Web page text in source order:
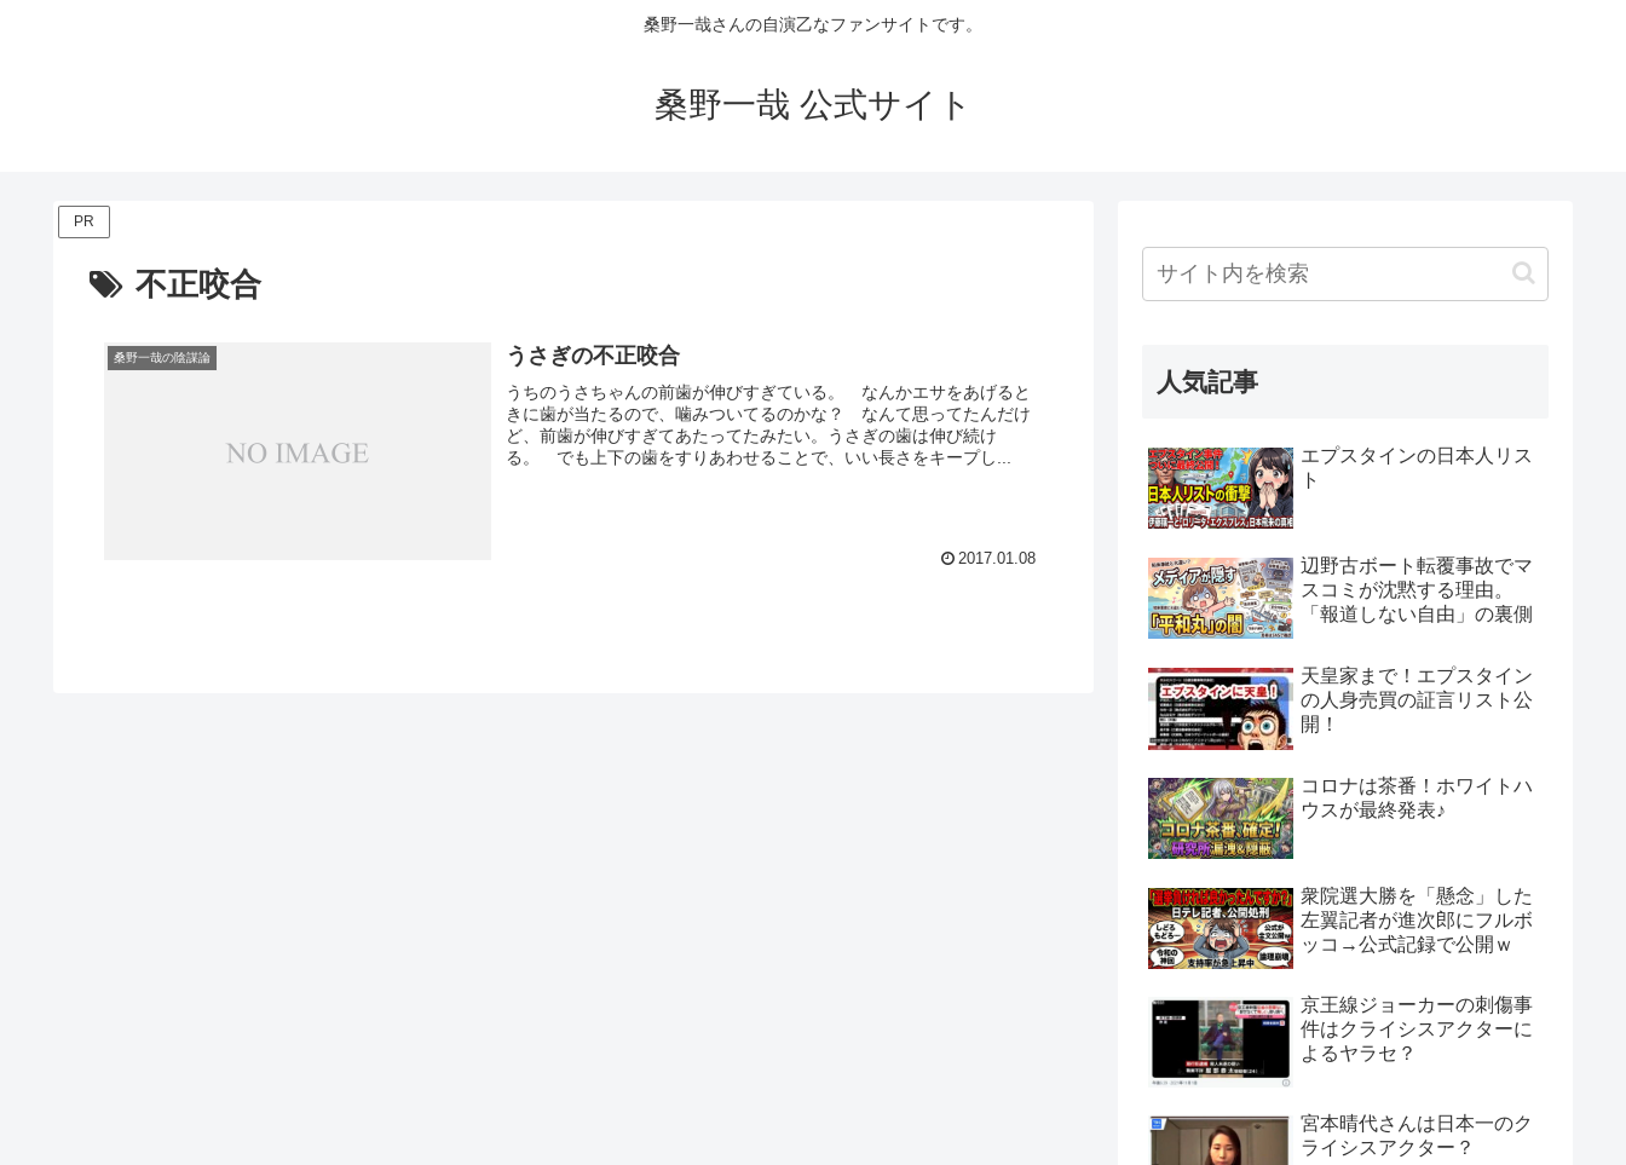
桑野一哉さんの自演乙なファンサイトです。
桑野一哉 公式サイト
PR
不正咬合
桑野一哉の陰謀論 うさぎの不正咬合
うちのうさちゃんの前歯が伸びすぎている。 なんかエサをあげると
きに歯が当たるので、噛みついてるのかな？ なんて思ってたんだけ
ど、前歯が伸びすぎてあたってたみたい。うさぎの歯は伸び続け
る。 でも上下の歯をすりあわせることで、いい長さをキープし...
2017.01.08
人気記事
エプスタインの日本人リス
ト
辺野古ボート転覆事故でマ
スコミが沈黙する理由。
「報道しない自由」の裏側
天皇家まで！エプスタイン
の人身売買の証言リスト公
開！
コロナは茶番！ホワイトハ
ウスが最終発表♪
衆院選大勝を「懸念」した
左翼記者が進次郎にフルボ
ッコ→公式記録で公開ｗ
京王線ジョーカーの刺傷事
件はクライシスアクターに
よるヤラセ？
宮本晴代さんは日本一のク
ライシスアクター？